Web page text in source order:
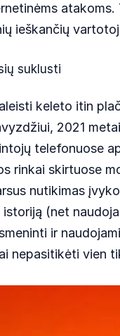
ieškančių
suklusti
keleto itin
2021
telefonuose
rinkai skirtuose
nutikimas
(net
ir
nepasitikėti vien